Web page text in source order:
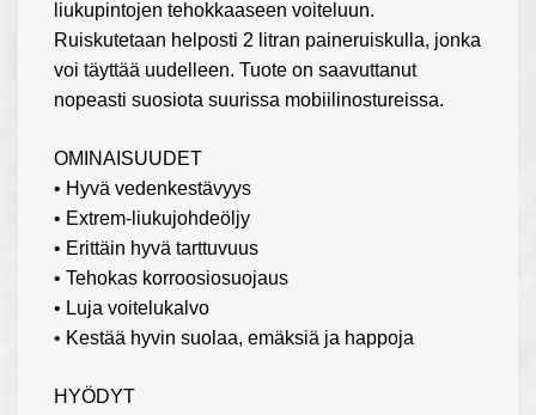
liukupintojen tehokkaaseen voiteluun.
Ruiskutetaan helposti 2 litran paineruiskulla, jonka
voi täyttää uudelleen. Tuote on saavuttanut
nopeasti suosiota suurissa mobiilinostureissa.
OMINAISUUDET
• Hyvä vedenkestävyys
• Extrem-liukujohdeöljy
• Erittäin hyvä tarttuvuus
• Tehokas korroosiosuojaus
• Luja voitelukalvo
• Kestää hyvin suolaa, emäksiä ja happoja
HYÖDYT